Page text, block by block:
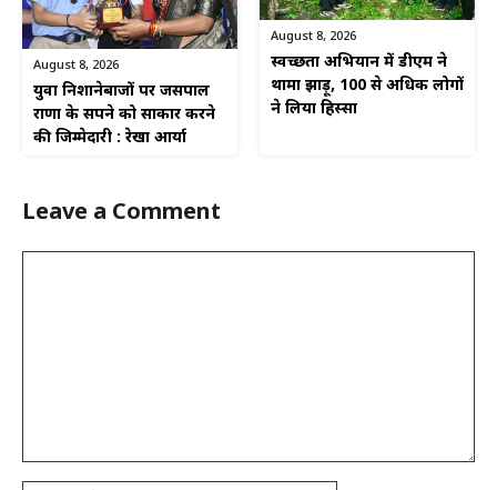
August 8, 2026
युवा निशानेबाजों पर जसपाल
राणा के सपने को साकार करने
की जिम्मेदारी : रेखा आर्या
August 8, 2026
स्वच्छता अभियान में डीएम ने
थामा झाड़ू, 100 से अधिक लोगों
ने लिया हिस्सा
Leave a Comment